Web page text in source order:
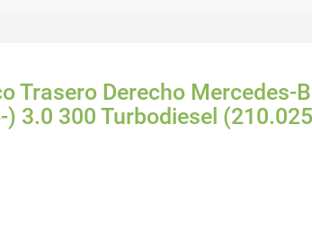
Trasero Derecho Mercedes-
3.0 300 Turbodiesel